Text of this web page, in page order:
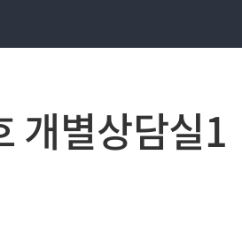
채용설명회 일정
개별상담실1